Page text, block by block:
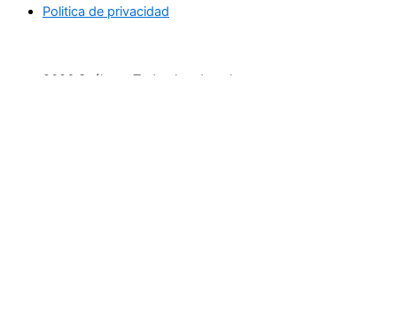
Politica de privacidad
2026 Suéltate. Todos los derechos reservaos